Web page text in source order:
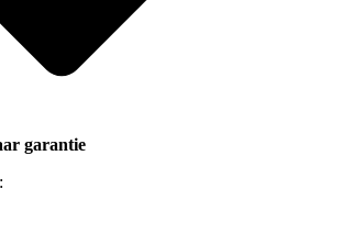
garantie